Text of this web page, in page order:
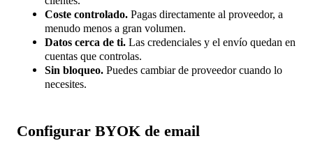
Coste controlado. Pagas directamente al proveedor, a
menudo menos a gran volumen.
Datos cerca de ti. Las credenciales y el envío quedan en
cuentas que controlas.
Sin bloqueo. Puedes cambiar de proveedor cuando lo
necesites.
Configurar BYOK de email